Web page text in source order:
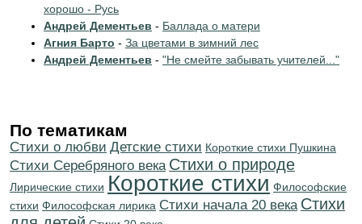
хорошо - Русь
Андрей Дементьев - Баллада о матери
Агния Барто - За цветами в зимний лес
Андрей Дементьев - "Не смейте забывать учителей..."
По тематикам
Стихи о любви Детские стихи Короткие стихи Пушкина
Cтихи Серебряного века Стихи о природе
Лирические стихи Короткие стихи Философские
стихи Философская лирика Cтихи начала 20 века Стихи